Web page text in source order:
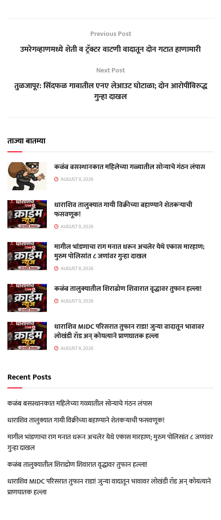
Previous Post
उमरेगव्हाणमध्ये शेती व ट्रॅक्टर वाटणी वादातून दोन गटात हाणामारी
Next Post
तुळजापूर: सिंदफळ गावातील एनए लेआउट घोटाळा; दोन आरोपींविरुद्ध
गुन्हा दाखल
ताज्या बातम्या
कळंब बसस्थानकात महिलेच्या गळ्यातील सोन्याचे गंठन लंपास
AUGUST 9, 2026
धाराशिव तालुक्यात गायी विक्रीच्या बहाण्याने शेतकऱ्याची
फसवणूक!
AUGUST 9, 2026
मागील भांडणाचा राग मनात धरून अचलेर येथे एकास मारहाण;
मुरुम पोलिसांत ८ जणांवर गुन्हा दाखल
AUGUST 9, 2026
कळंब तालुक्यातील शिराढोण शिवारात वृद्धावर तुफान हल्ला!
AUGUST 9, 2026
धाराशिव MIDC परिसरात तुफान राडा! जुन्या वादातून भावावर
लोखंडी रॉड अन् कोयत्याने प्राणघातक हल्ला
AUGUST 9, 2026
Recent Posts
कळंब बसस्थानकात महिलेच्या गळ्यातील सोन्याचे गंठन लंपास
धाराशिव तालुक्यात गायी विक्रीच्या बहाण्याने शेतकऱ्याची फसवणूक!
मागील भांडणाचा राग मनात धरून अचलेर येथे एकास मारहाण; मुरुम पोलिसांत ८ जणांवर
गुन्हा दाखल
कळंब तालुक्यातील शिराढोण शिवारात वृद्धावर तुफान हल्ला!
धाराशिव MIDC परिसरात तुफान राडा! जुन्या वादातून भावावर लोखंडी रॉड अन् कोयत्याने
प्राणघातक हल्ला